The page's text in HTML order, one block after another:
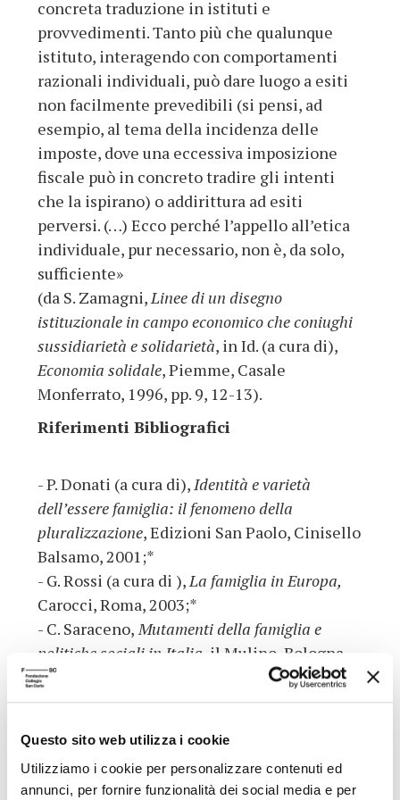
Questo sito web utilizza i cookie
Utilizziamo i cookie per personalizzare contenuti ed
annunci, per fornire funzionalità dei social media e per
concreta traduzione in istituti e
provvedimenti. Tanto più che qualunque
istituto, interagendo con comportamenti
razionali individuali, può dare luogo a esiti
non facilmente prevedibili (si pensi, ad
esempio, al tema della incidenza delle
imposte, dove una eccessiva imposizione
fiscale può in concreto tradire gli intenti
che la ispirano) o addirittura ad esiti
perversi. (…) Ecco perché l’appello all’etica
individuale, pur necessario, non è, da solo,
sufficiente»
(da S. Zamagni,Linee di un disegno
istituzionale in campo economico che coniughi
sussidiarietà e solidarietà, in Id. (a cura di),
Economia solidale, Piemme, Casale
Monferrato, 1996, pp. 9, 12-13).
Riferimenti Bibliografici
- P. Donati (a cura di),Identità e varietà
dell’essere famiglia: il fenomeno della
pluralizzazione, Edizioni San Paolo, Cinisello
Balsamo, 2001;*
- G. Rossi (a cura di ),La famiglia in Europa,
Carocci, Roma, 2003;*
- C. Saraceno,Mutamenti della famiglia e
politiche sociali in Italia , il Mulino, Bologna,
1998
- S. Zamagni (a cura di),Economia,
trasformazione: per una rilettura della dottrina
sociale della Chiesa, il Mulino, Bologna, 1997.